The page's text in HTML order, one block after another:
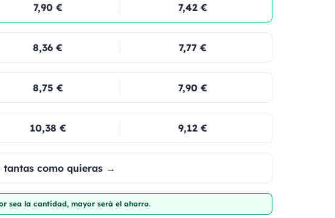
7,90 € 7,42 €
8,36 € 7,77 €
8,75 € 7,90 €
10,38 € 9,12 €
tantas como quieras →
sea la cantidad, mayor será el ahorro.